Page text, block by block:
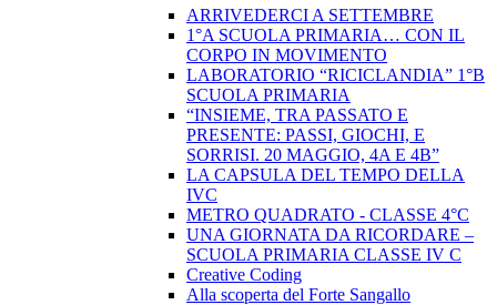
ARRIVEDERCI A SETTEMBRE
1°A SCUOLA PRIMARIA… CON IL
CORPO IN MOVIMENTO
LABORATORIO “RICICLANDIA” 1°B
SCUOLA PRIMARIA
“INSIEME, TRA PASSATO E
PRESENTE: PASSI, GIOCHI, E
SORRISI. 20 MAGGIO, 4A E 4B”
LA CAPSULA DEL TEMPO DELLA
IVC
METRO QUADRATO - CLASSE 4°C
UNA GIORNATA DA RICORDARE –
SCUOLA PRIMARIA CLASSE IV C
Creative Coding
Alla scoperta del Forte Sangallo